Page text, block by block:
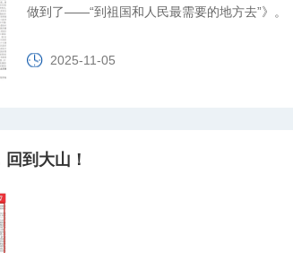
做到了——“到祖国和人民最需要的地方去”》。
2025-11-05
到大山！